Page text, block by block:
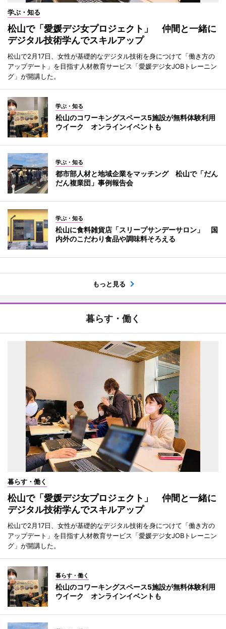
学ぶ・知る
松山で「愛媛デジ女プロジェクト」 仲間と一緒に
デジタル技術学んでスキルアップ
松山で2月17日、女性が基礎的なデジタル技術を身につけて「働き方の
アップデート」を目指す人材教育サービス「愛媛デジ女JOBトレーニン
グ」が開講した。
学ぶ・知る
松山のコワーキングスペース5施設が無料体験利用
ウイーク オンラインイベントも
学ぶ・知る
都市部人材と地域企業をマッチング 松山で「だん
だん複業団」事例報告会
学ぶ・知る
松山に食料雑貨店「スリープサンデーサロン」 国
内外のこだわり食品や調味料そろえる
もっと見る
暮らす・働く
暮らす・働く
松山で「愛媛デジ女プロジェクト」 仲間と一緒に
デジタル技術学んでスキルアップ
松山で2月17日、女性が基礎的なデジタル技術を身につけて「働き方の
アップデート」を目指す人材教育サービス「愛媛デジ女JOBトレーニン
グ」が開講した。
暮らす・働く
松山のコワーキングスペース5施設が無料体験利用
ウイーク オンラインイベントも